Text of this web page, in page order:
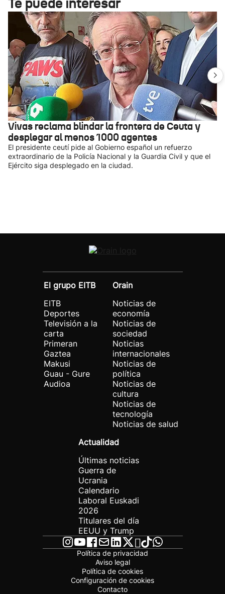
Vivas reclama blindar la frontera de Ceuta y
desplegar al menos 1000 agentes
El presidente ceutí pide al Gobierno español un refuerzo
extraordinario de la Policía Nacional y la Guardia Civil y que el
Ejército siga desplegado en la ciudad.
El grupo EITB
EITB
Deportes
Televisión a la
carta
Primeran
Gaztea
Makusi
Guau - Gure
Audioa
Orain
Noticias de
economía
Noticias de
sociedad
Noticias
internacionales
Noticias de
política
Noticias de
cultura
Noticias de
tecnología
Noticias de salud
Actualidad
Últimas noticias
Guerra de
Ucrania
Calendario
Laboral Euskadi
2026
Titulares del día
EEUU y Trump
Política de privacidad
Aviso legal
Política de cookies
Configuración de cookies
Contacto